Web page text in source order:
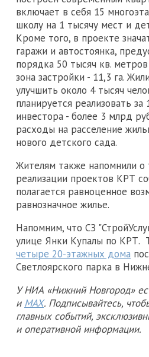
включает в себя 15
школу на 1 тысячу мест и
Кроме того, в проекте
гаражи и автостоянка,
порядка 50 тысяч кв.
зона застройки - 11,3 га.
улучшить около 4 тысяч
планируется реализовать за
инвестора - более 3 млрд
расходы на расселение
нового детского сада.
Жителям также напомнили о
реализации проектов КРТ
полагается равноценное
равнозначное жилье.
Напомним, что СЗ
улице Янки Купалы по КРТ.
четыре 20-этажных дома
Светлоярского парка в
У НИА «Нижний Новгород»
и MAX. Подписывайтесь,
главных событий,
и оперативной информации.